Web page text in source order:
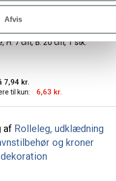
Afvis
135,00 kr.
H: 7 cm, B: 20 cm, 1 stk.
7,94 kr.
til kun: 6,63 kr.
af Rolleleg, udklædning
og kroner